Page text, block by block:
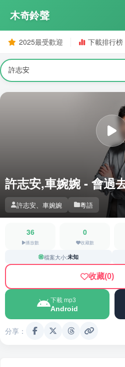
木奇鈴聲
2025最受歡迎 下載排行榜
許志安,車婉婉 - 會過
許志安、車婉婉 粵語
36
播放數
0
收藏數
檔案大小:未知
收藏(0)
下載 mp3
Android
分享：